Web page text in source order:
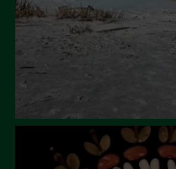
Aprile 2024
Marzo 2024
Febbraio 2024
Ottobre 2023